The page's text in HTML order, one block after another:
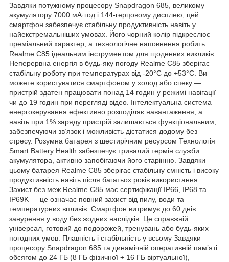
Завдяки потужному процесору Snapdragon 685, великому
акумулятору 7000 мА·год і 144-герцовому дисплею, цей
смартфон забезпечує стабільну продуктивність навіть у
найекстремальніших умовах. Його чорний колір підкреслює
преміальний характер, а технологічне наповнення робить
Realme C85 ідеальним інструментом для щоденних викликів.
Неперервна енергія в будь-яку погоду Realme C85 зберігає
стабільну роботу при температурах від -20°C до +53°C. Ви
можете користуватися смартфоном у холод або спеку —
пристрій здатен працювати понад 14 годин у режимі навігації
чи до 19 годин при перегляді відео. Інтелектуальна система
енергокерування ефективно розподіляє навантаження, а
навіть при 1% заряду пристрій залишається функціональним,
забезпечуючи зв’язок і можливість дістатися додому без
стресу. Розумна батарея з шестирічним ресурсом Технологія
Smart Battery Health забезпечує тривалий термін служби
акумулятора, активно запобігаючи його старінню. Завдяки
цьому батарея Realme C85 зберігає стабільну ємність і високу
продуктивність навіть після багатьох років використання.
Захист без меж Realme C85 має сертифікації IP66, IP68 та
IP69K — це означає повний захист від пилу, води та
температурних впливів. Смартфон витримує до 60 днів
занурення у воду без жодних наслідків. Це справжній
універсал, готовий до подорожей, тренувань або будь-яких
погодних умов. Плавність і стабільність у всьому Завдяки
процесору Snapdragon 685 та динамічній оперативній пам’яті
обсягом до 24 ГБ (8 ГБ фізичної + 16 ГБ віртуальної),